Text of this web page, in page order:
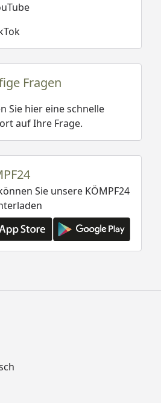
Fragen
Sie hier eine schnelle
auf Ihre Frage.
Sie unsere KÖMPF24